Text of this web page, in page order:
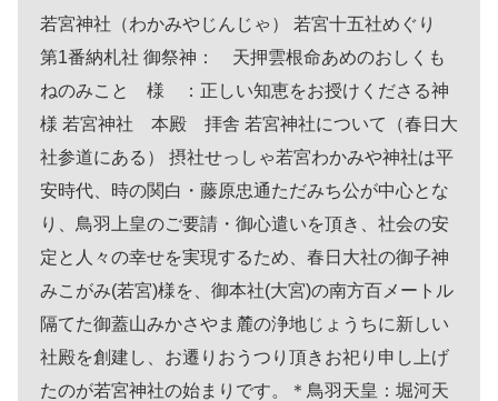
若宮神社（わかみやじんじゃ） 若宮十五社めぐり
第1番納札社 御祭神： 天押雲根命あめのおしくも
ねのみこと 様 ：正しい知恵をお授けくださる神
様 若宮神社 本殿 拝舎 若宮神社について（春日大
社参道にある） 摂社せっしゃ若宮わかみや神社は平
安時代、時の関白・藤原忠通ただみち公が中心とな
り、鳥羽上皇のご要請・御心遣いを頂き、社会の安
定と人々の幸せを実現するため、春日大社の御子神
みこがみ(若宮)様を、御本社(大宮)の南方百メートル
隔てた御蓋山みかさやま麓の浄地じょうちに新しい
社殿を創建し、お遷りおうつり頂きお祀り申し上げ
たのが若宮神社の始まりです。＊鳥羽天皇：堀河天